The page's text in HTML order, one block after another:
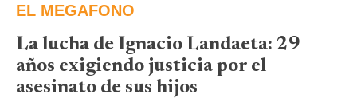
EL MEGAFONO
La lucha de Ignacio Landaeta: 29
años exigiendo justicia por el
asesinato de sus hijos